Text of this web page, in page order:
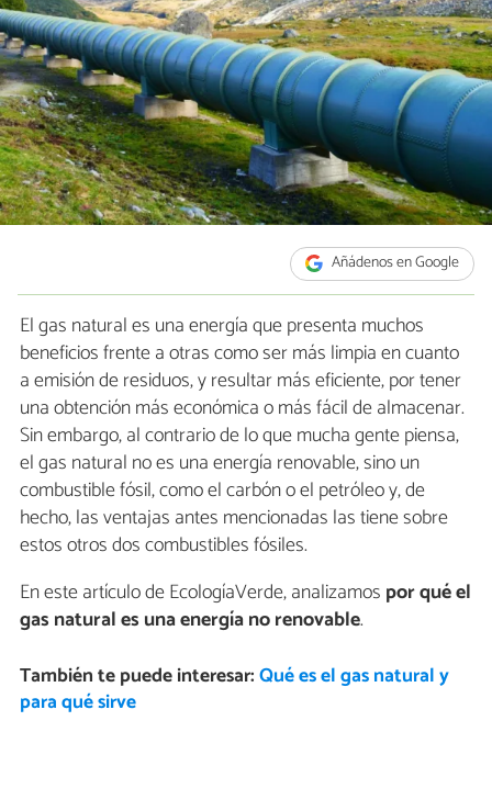
Añádenos en Google
El gas natural es una energía que presenta muchos
beneficios frente a otras como ser más limpia en cuanto
a emisión de residuos, y resultar más eficiente, por tener
una obtención más económica o más fácil de almacenar.
Sin embargo, al contrario de lo que mucha gente piensa,
el gas natural no es una energía renovable, sino un
combustible fósil, como el carbón o el petróleo y, de
hecho, las ventajas antes mencionadas las tiene sobre
estos otros dos combustibles fósiles.
En este artículo de EcologíaVerde, analizamos por qué el
gas natural es una energía no renovable.
También te puede interesar:Qué es el gas natural y
para qué sirve